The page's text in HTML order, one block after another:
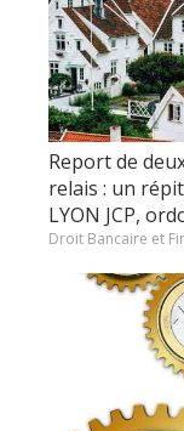
Report de
relais : un
LYON JCP,
Droit Bancaire et